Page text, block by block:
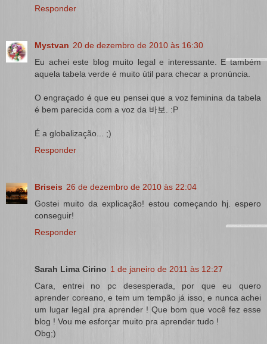
Responder
Mystvan 20 de dezembro de 2010 às 16:30
Eu achei este blog muito legal e interessante. E também
aquela tabela verde é muito útil para checar a pronúncia.
O engraçado é que eu pensei que a voz feminina da tabela
é bem parecida com a voz da 바보. :P
É a globalização... ;)
Responder
Briseis 26 de dezembro de 2010 às 22:04
Gostei muito da explicação! estou começando hj. espero
conseguir!
Responder
Sarah Lima Cirino 1 de janeiro de 2011 às 12:27
Cara, entrei no pc desesperada, por que eu quero
aprender coreano, e tem um tempão já isso, e nunca achei
um lugar legal pra aprender ! Que bom que você fez esse
blog ! Vou me esforçar muito pra aprender tudo !
Obg;)